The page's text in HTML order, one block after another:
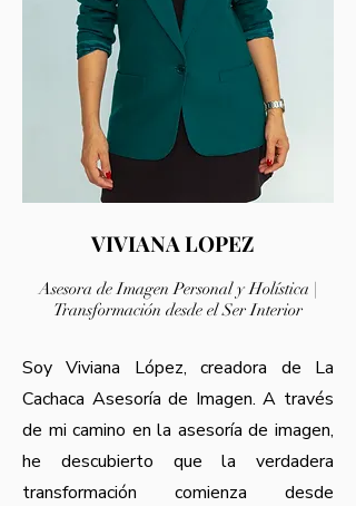
VIVIANA LOPEZ
Asesora de Imagen Personal y Holística |
Transformación desde el Ser Interior
Soy Viviana López, creadora de La
Cachaca Asesoría de Imagen. A través
de mi camino en la asesoría de imagen,
he descubierto que la verdadera
transformación comienza desde